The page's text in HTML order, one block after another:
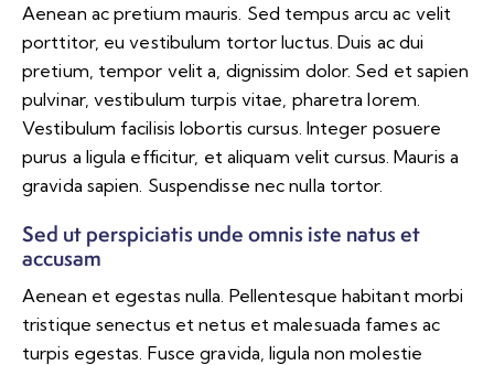
Aenean ac pretium mauris. Sed tempus arcu ac velit
porttitor, eu vestibulum tortor luctus. Duis ac dui
pretium, tempor velit a, dignissim dolor. Sed et sapien
pulvinar, vestibulum turpis vitae, pharetra lorem.
Vestibulum facilisis lobortis cursus. Integer posuere
purus a ligula efficitur, et aliquam velit cursus. Mauris a
gravida sapien. Suspendisse nec nulla tortor.
Sed ut perspiciatis unde omnis iste natus et
accusam
Aenean et egestas nulla. Pellentesque habitant morbi
tristique senectus et netus et malesuada fames ac
turpis egestas. Fusce gravida, ligula non molestie